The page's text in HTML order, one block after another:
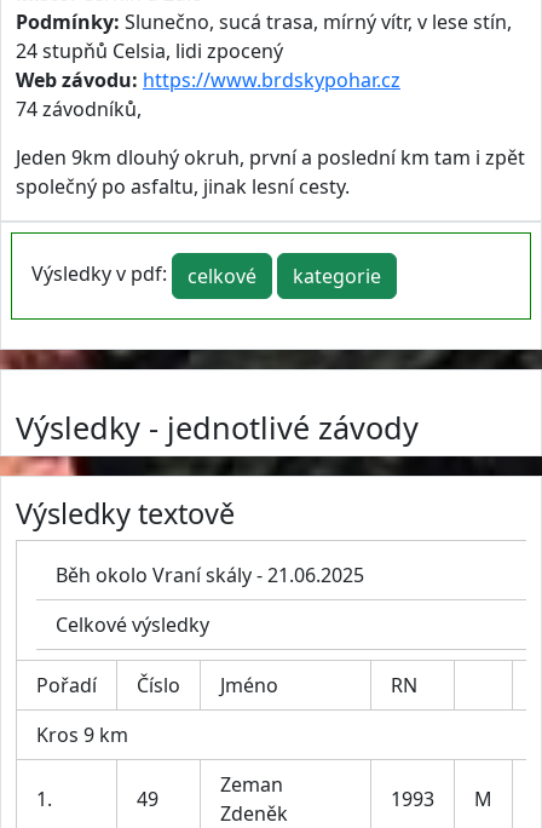
Podmínky: Slunečno, sucá trasa, mírný vítr, v lese stín,
24 stupňů Celsia, lidi zpocený
Web závodu: https://www.brdskypohar.cz
74 závodníků,
Jeden 9km dlouhý okruh, první a poslední km tam i zpět
společný po asfaltu, jinak lesní cesty.
Výsledky v pdf: celkové kategorie
Výsledky - jednotlivé závody
Výsledky textově
Běh okolo Vraní skály - 21.06.2025
Celkové výsledky
Pořadí Číslo Jméno RN
Kros 9 km
1. 49
Zeman
Zdeněk
1993 M